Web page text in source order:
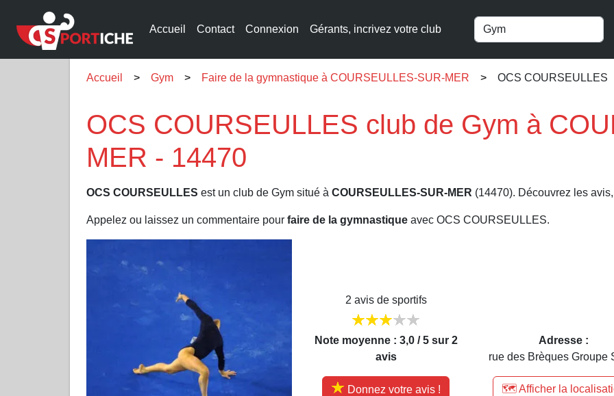
Accueil Contact Connexion Gérants, incrivez votre club
Accueil Gym Faire de la gymnastique à COURSEULLES-SUR-MER OCS COURSEULLES
OCS COURSEULLES club de Gym à
MER - 14470
OCS COURSEULLES est un club de Gym situé à COURSEULLES-SUR-MER (14470). Découvrez les
Appelez ou laissez un commentaire pour faire de la gymnastique avec OCS COURSEULLES.
2 avis de sportifs
Note moyenne : 3,0 / 5 sur 2
avis
Donnez votre avis !
Adresse :
rue des Brèques Groupe
🗺️ Afficher la